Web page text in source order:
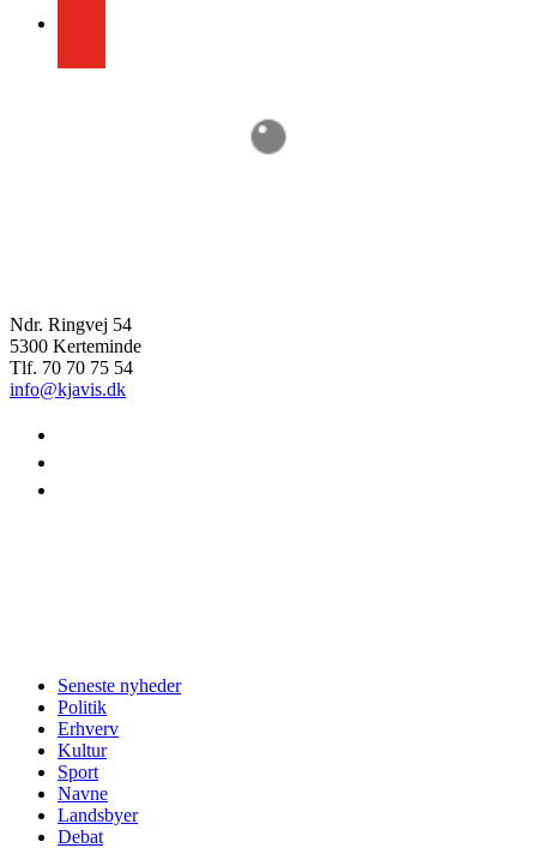
Ndr. Ringvej 54
5300 Kerteminde
Tlf. 70 70 75 54
info@kjavis.dk
Seneste nyheder
Politik
Erhverv
Kultur
Sport
Navne
Landsbyer
Debat